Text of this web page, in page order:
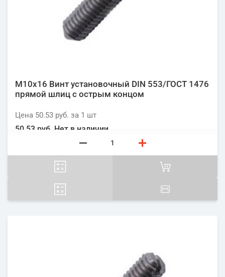
М10х16 Винт установочный DIN 553/ГОСТ 1476
прямой шлиц с острым концом
Цена 50.53 руб. за 1 шт
50.53 руб. Нет в наличии